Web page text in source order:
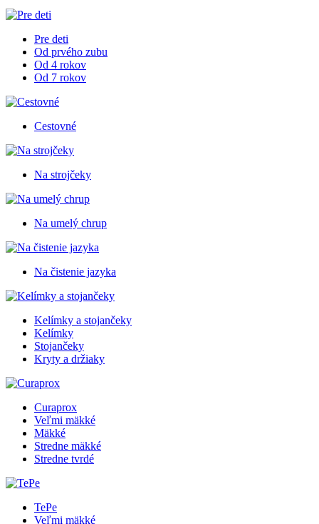
Pre deti
Od prvého zubu
Od 4 rokov
Od 7 rokov
Cestovné
Na strojčeky
Na umelý chrup
Na čistenie jazyka
Kelímky a stojančeky
Kelímky
Stojančeky
Kryty a držiaky
Curaprox
Veľmi mäkké
Mäkké
Stredne mäkké
Stredne tvrdé
TePe
Veľmi mäkké